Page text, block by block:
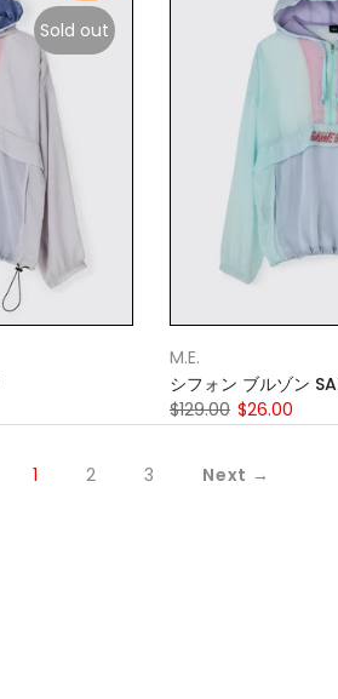
Sold out
M.E.
シフォン ブルゾン
$129.00 $26.00
1 2 3 Next